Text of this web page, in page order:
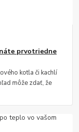
prvotriedne
kotla či kachlí
môže zdať, že